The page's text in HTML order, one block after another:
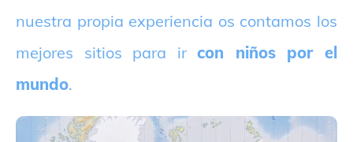
nuestra propia experiencia os contamos los
mejores sitios para ircon niños por el
mundo.